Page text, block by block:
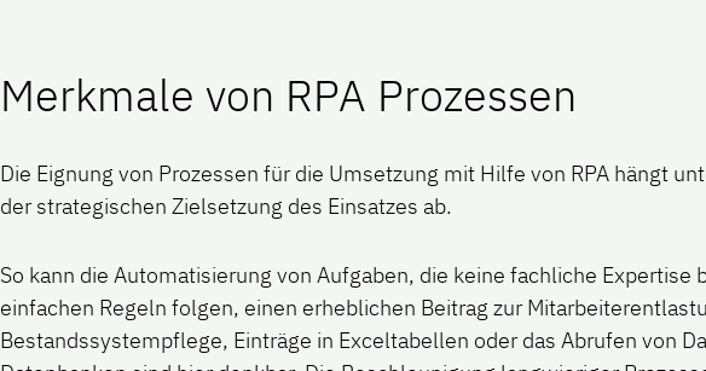
Merkmale von RPA Prozessen
Die Eignung von Prozessen für die Umsetzung mit Hilfe von RPA hängt
der strategischen Zielsetzung des Einsatzes ab.
So kann die Automatisierung von Aufgaben, die keine fachliche Expertise
einfachen Regeln folgen, einen erheblichen Beitrag zur
Bestandssystempflege, Einträge in Exceltabellen oder das Abrufen von